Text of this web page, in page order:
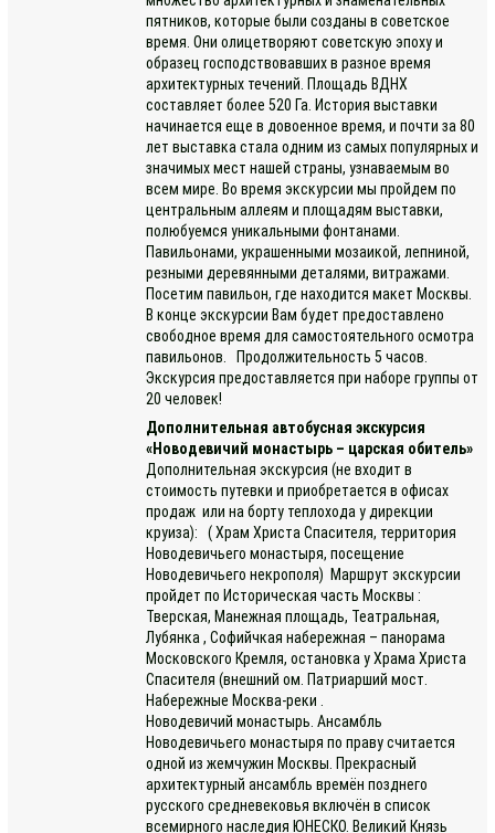
пятников, которые были созданы в советское
время. Они олицетворяют советскую эпоху и
образец господствовавших в разное время
архитектурных течений. Площадь ВДНХ
составляет более 520 Га. История выставки
начинается еще в довоенное время, и почти за 80
лет выставка стала одним из самых популярных и
значимых мест нашей страны, узнаваемым во
всем мире. Во время экскурсии мы пройдем по
центральным аллеям и площадям выставки,
полюбуемся уникальными фонтанами.
Павильонами, украшенными мозаикой, лепниной,
резными деревянными деталями, витражами.
Посетим павильон, где находится макет Москвы.
В конце экскурсии Вам будет предоставлено
свободное время для самостоятельного осмотра
павильонов. Продолжительность 5 часов.
Экскурсия предоставляется при наборе группы от
20 человек!
Дополнительная автобусная экскурсия
«Новодевичий монастырь – царская обитель»
Дополнительная экскурсия (не входит в
стоимость путевки и приобретается в офисах
продаж или на борту теплохода у дирекции
круиза): ( Храм Христа Спасителя, территория
Новодевичьего монастыря, посещение
Новодевичьего некрополя) Маршрут экскурсии
пройдет по Историческая часть Москвы :
Тверская, Манежная площадь, Театральная,
Лубянка , Софийчкая набережная – панорама
Московского Кремля, остановка у Храма Христа
Спасителя (внешний ом. Патриарший мост.
Набережные Москва-реки .
Новодевичий монастырь. Ансамбль
Новодевичьего монастыря по праву считается
одной из жемчужин Москвы. Прекрасный
архитектурный ансамбль времён позднего
русского средневековья включён в список
всемирного наследия ЮНЕСКО. Великий Князь